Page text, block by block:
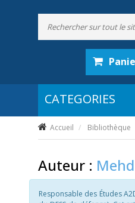
Accueil Bibliothèque
Auteur :
Responsable des Études